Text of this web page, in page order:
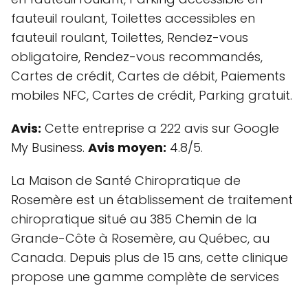
fauteuil roulant, Toilettes accessibles en
fauteuil roulant, Toilettes, Rendez-vous
obligatoire, Rendez-vous recommandés,
Cartes de crédit, Cartes de débit, Paiements
mobiles NFC, Cartes de crédit, Parking gratuit.
Avis: Cette entreprise a 222 avis sur Google
My Business. Avis moyen: 4.8/5.
La Maison de Santé Chiropratique de
Rosemère est un établissement de traitement
chiropratique situé au 385 Chemin de la
Grande-Côte à Rosemère, au Québec, au
Canada. Depuis plus de 15 ans, cette clinique
propose une gamme complète de services